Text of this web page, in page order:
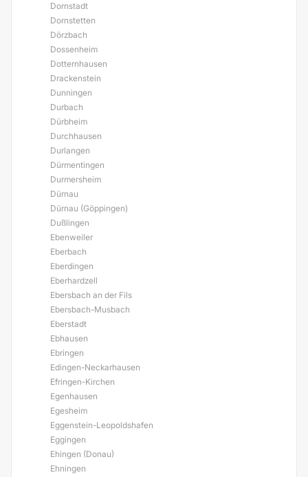
Dornstadt
Dornstetten
Dörzbach
Dossenheim
Dotternhausen
Drackenstein
Dunningen
Durbach
Dürbheim
Durchhausen
Durlangen
Dürmentingen
Durmersheim
Dürnau
Dürnau (Göppingen)
Dußlingen
Ebenweiler
Eberbach
Eberdingen
Eberhardzell
Ebersbach an der Fils
Ebersbach-Musbach
Eberstadt
Ebhausen
Ebringen
Edingen-Neckarhausen
Efringen-Kirchen
Egenhausen
Egesheim
Eggenstein-Leopoldshafen
Eggingen
Ehingen (Donau)
Ehningen